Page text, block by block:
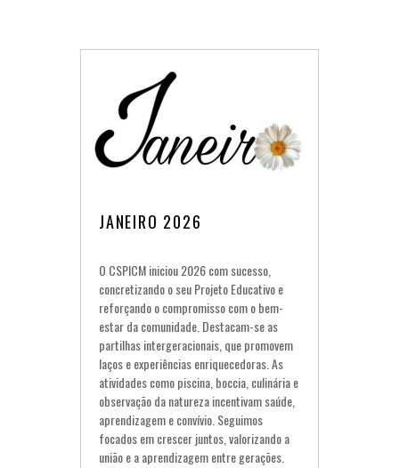
JANEIRO 2026
O CSPICM iniciou 2026 com sucesso,
concretizando o seu Projeto Educativo e
reforçando o compromisso com o bem-
estar da comunidade. Destacam-se as
partilhas intergeracionais, que promovem
laços e experiências enriquecedoras. As
atividades como piscina, boccia, culinária e
observação da natureza incentivam saúde,
aprendizagem e convívio. Seguimos
focados em crescer juntos, valorizando a
união e a aprendizagem entre gerações.